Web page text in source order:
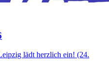
lädt herzlich ein! (24.